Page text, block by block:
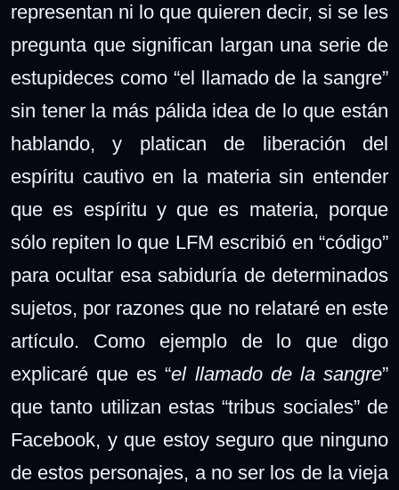
representan ni lo que quieren decir, si se les
pregunta que significan largan una serie de
estupideces como “el llamado de la sangre”
sin tener la más pálida idea de lo que están
hablando, y platican de liberación del
espíritu cautivo en la materia sin entender
que es espíritu y que es materia, porque
sólo repiten lo que LFM escribió en “código”
para ocultar esa sabiduría de determinados
sujetos, por razones que no relataré en este
artículo. Como ejemplo de lo que digo
explicaré que es “el llamado de la sangre”
que tanto utilizan estas “tribus sociales” de
Facebook, y que estoy seguro que ninguno
de estos personajes, a no ser los de la vieja